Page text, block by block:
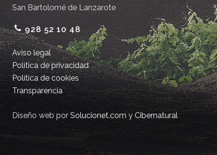
San Bartolomé de Lanzarote
928 52 10 48
Aviso legal
Política de privacidad
Política de cookies
Transparencia
Diseño web porSolucionet.comyCibernatural